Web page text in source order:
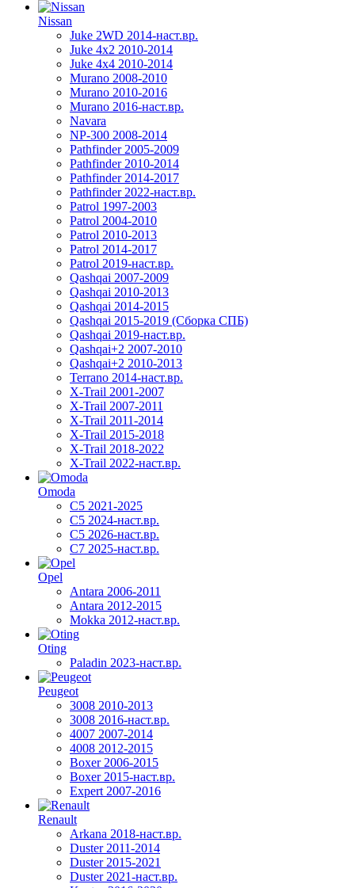
Nissan
Juke 2WD 2014-наст.вр.
Juke 4x2 2010-2014
Juke 4x4 2010-2014
Murano 2008-2010
Murano 2010-2016
Murano 2016-наст.вр.
Navara
NP-300 2008-2014
Pathfinder 2005-2009
Pathfinder 2010-2014
Pathfinder 2014-2017
Pathfinder 2022-наст.вр.
Patrol 1997-2003
Patrol 2004-2010
Patrol 2010-2013
Patrol 2014-2017
Patrol 2019-наст.вр.
Qashqai 2007-2009
Qashqai 2010-2013
Qashqai 2014-2015
Qashqai 2015-2019 (Сборка СПБ)
Qashqai 2019-наст.вр.
Qashqai+2 2007-2010
Qashqai+2 2010-2013
Terrano 2014-наст.вр.
X-Trail 2001-2007
X-Trail 2007-2011
X-Trail 2011-2014
X-Trail 2015-2018
X-Trail 2018-2022
X-Trail 2022-наст.вр.
Omoda
C5 2021-2025
C5 2024-наст.вр.
C5 2026-наст.вр.
C7 2025-наст.вр.
Opel
Antara 2006-2011
Antara 2012-2015
Mokka 2012-наст.вр.
Oting
Paladin 2023-наст.вр.
Peugeot
3008 2010-2013
3008 2016-наст.вр.
4007 2007-2014
4008 2012-2015
Boxer 2006-2015
Boxer 2015-наст.вр.
Expert 2007-2016
Renault
Arkana 2018-наст.вр.
Duster 2011-2014
Duster 2015-2021
Duster 2021-наст.вр.